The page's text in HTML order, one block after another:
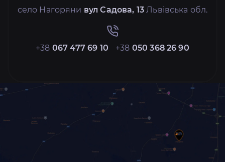
село Нагоряни вул Садова, 13 Львівська обл.
+38 067 477 69 10 +38 050 368 26 90